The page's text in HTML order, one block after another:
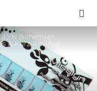
Bohemian
& Kurz-Reviews